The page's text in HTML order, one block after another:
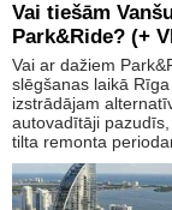
Vai tiešām
Park&Ride? (+
Vai ar dažiem
slēgšanas laikā
izstrādājam
autovadītāji
tilta remonta